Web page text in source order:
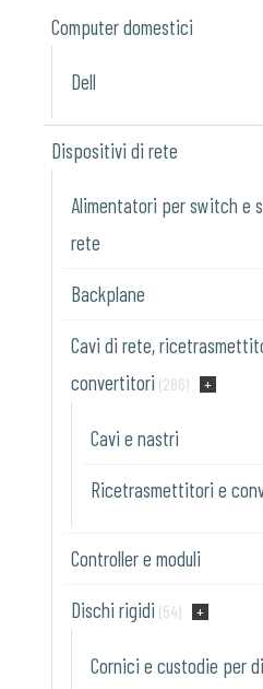
Computer domestici
Dell
Dispositivi di rete
Alimentatori per switch e
rete
Backplane
Cavi di rete,
convertitori (286)
Cavi e nastri
Ricetrasmettitori e
Controller e moduli
Dischi rigidi (54)
Cornici e custodie per